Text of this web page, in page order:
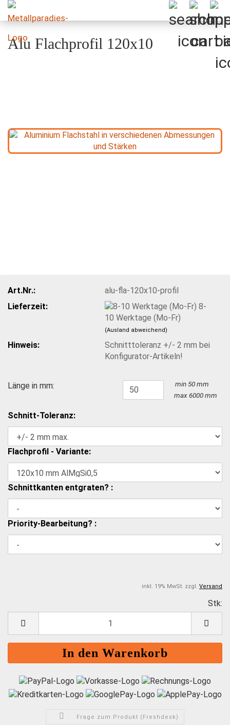
Alu Flachprofil 120x10
Art.Nr.:
alu-fla-120x10-profil
Lieferzeit:
8-
10 Werktage (Mo-Fr)
(Ausland abweichend)
Hinweis:
Schnitttoleranz +/- 2 mm bei
Konfigurator-Artikeln!
Länge in mm:
min 50 mm
max 6000 mm
Schnitt-Toleranz:
Flachprofil - Variante:
Schnittkanten entgraten? :
Priority-Bearbeitung? :
inkl. 19% MwSt. zzgl. Versand
Stk:
Frage zum Produkt (Freshdesk)